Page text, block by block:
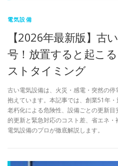
電気設備
【2026年最新版】古
号！放置すると起こ
ストタイミング
古い電気設備は、火災・感電・突然の
抱えています。本記事では、創業51年・
老朽化による危険性、設備ごとの更新
的更新と緊急対応のコスト差、省エネ
電気設備のプロが徹底解説します。